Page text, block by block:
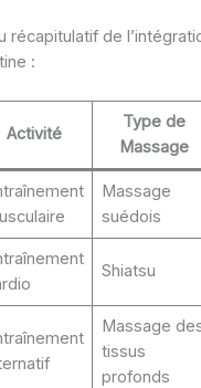
récapitulatif de
:
Activité
Type de
Massage
Massage
suédois
Shiatsu
Massage
tissus
profonds